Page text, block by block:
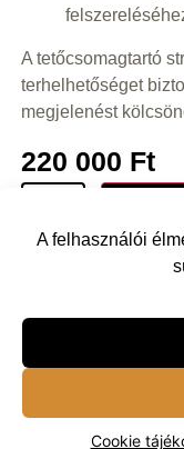
A felhasználói
Cookie
A tetőcsomagtartó
terhelhetőséget
megjelenést
220 000 Ft